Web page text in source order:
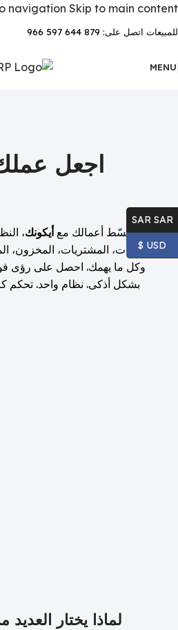
navigation Skip to main content
للمبيعات اتصل على: 879 644 597 966
MENU
اجعل
بسّط أعمالك مع أيكونك،
المبيعات، المشتريات، المخزون،
وكل ما يهمك. احصل على رؤى
بشكل أذكى. نظام واحد. تحكم
لماذا يختار
SAR SAR
USD $